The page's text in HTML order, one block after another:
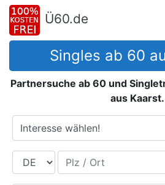
Ü60.de
Singles ab 60
Partnersuche ab 60 und
aus Kaarst.
Interesse wählen!
Land Plz / Ort